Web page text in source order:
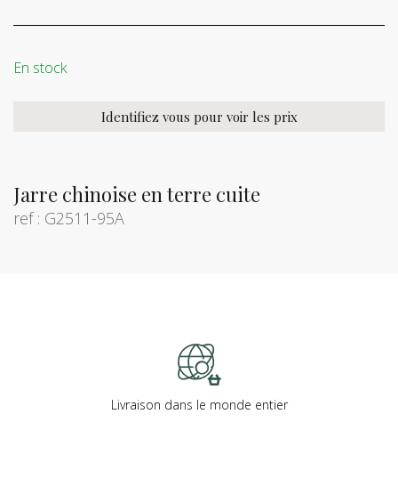
Jarre chinoise en terre cuite
ref : G2511-95A
En stock
Identifiez vous pour voir les prix
Livraison dans le monde entier